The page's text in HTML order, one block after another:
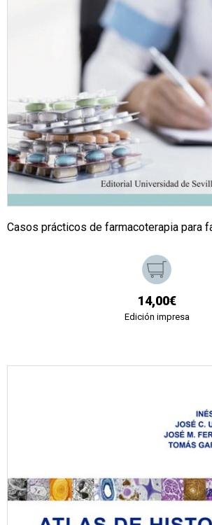
Casos prácticos de farmacoterapia para
14,00€
Edición impresa